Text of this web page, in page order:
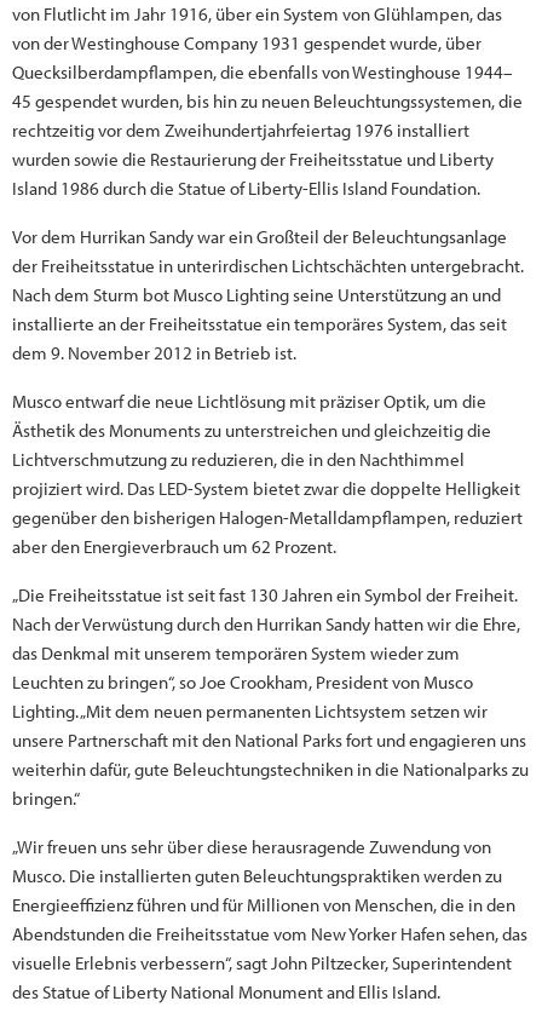
von Flutlicht im Jahr 1916, über ein System von Glühlampen, das
von der Westinghouse Company 1931 gespendet wurde, über
Quecksilberdampflampen, die ebenfalls von Westinghouse 1944–
45 gespendet wurden, bis hin zu neuen Beleuchtungssystemen, die
rechtzeitig vor dem Zweihundertjahrfeiertag 1976 installiert
wurden sowie die Restaurierung der Freiheitsstatue und Liberty
Island 1986 durch die Statue of Liberty-Ellis Island Foundation.
Vor dem Hurrikan Sandy war ein Großteil der Beleuchtungsanlage
der Freiheitsstatue in unterirdischen Lichtschächten untergebracht.
Nach dem Sturm bot Musco Lighting seine Unterstützung an und
installierte an der Freiheitsstatue ein temporäres System, das seit
dem 9. November 2012 in Betrieb ist.
Musco entwarf die neue Lichtlösung mit präziser Optik, um die
Ästhetik des Monuments zu unterstreichen und gleichzeitig die
Lichtverschmutzung zu reduzieren, die in den Nachthimmel
projiziert wird. Das LED-System bietet zwar die doppelte Helligkeit
gegenüber den bisherigen Halogen-Metalldampflampen, reduziert
aber den Energieverbrauch um 62 Prozent.
„Die Freiheitsstatue ist seit fast 130 Jahren ein Symbol der Freiheit.
Nach der Verwüstung durch den Hurrikan Sandy hatten wir die Ehre,
das Denkmal mit unserem temporären System wieder zum
Leuchten zu bringen“, so Joe Crookham, President von Musco
Lighting. „Mit dem neuen permanenten Lichtsystem setzen wir
unsere Partnerschaft mit den National Parks fort und engagieren uns
weiterhin dafür, gute Beleuchtungstechniken in die Nationalparks zu
bringen.“
„Wir freuen uns sehr über diese herausragende Zuwendung von
Musco. Die installierten guten Beleuchtungspraktiken werden zu
Energieeffizienz führen und für Millionen von Menschen, die in den
Abendstunden die Freiheitsstatue vom New Yorker Hafen sehen, das
visuelle Erlebnis verbessern“, sagt John Piltzecker, Superintendent
des Statue of Liberty National Monument and Ellis Island.